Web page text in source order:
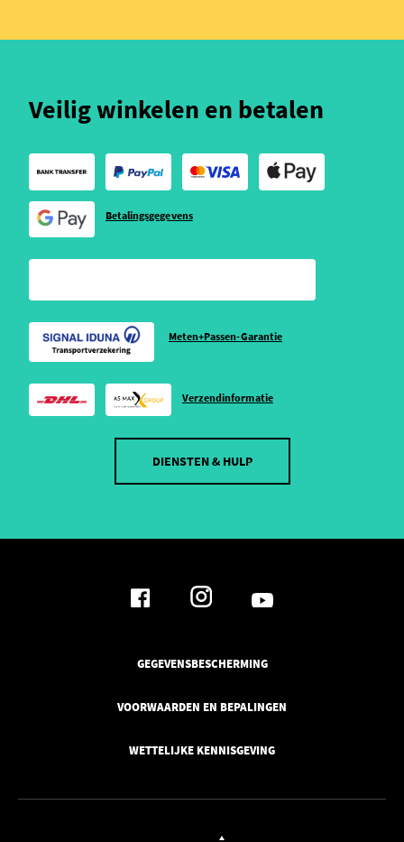
Veilig winkelen en betalen
Betalingsgegevens
Meten+Passen-Garantie
Verzendinformatie
DIENSTEN & HULP
GEGEVENSBESCHERMING
VOORWAARDEN EN BEPALINGEN
WETTELIJKE KENNISGEVING